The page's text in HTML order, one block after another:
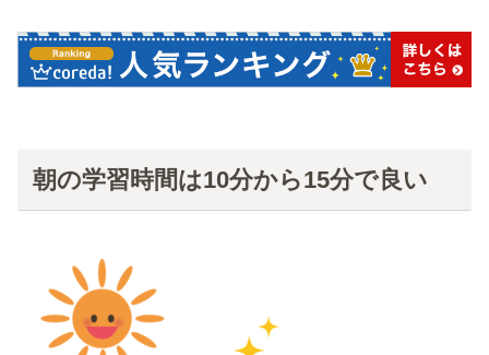
朝の学習時間は10分から15分で良い